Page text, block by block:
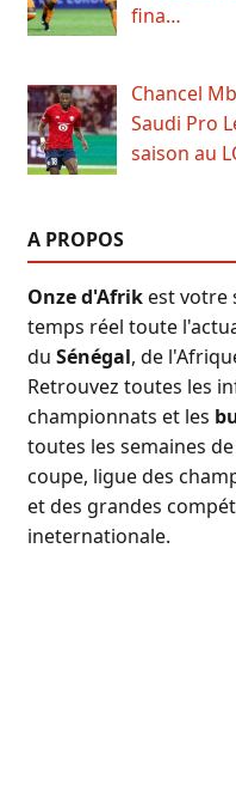
fina…
Chancel
Saudi Pro
saison au
A PROPOS
Onze d'Afrikest votre
temps réel toute
du Sénégal, de
Retrouvez toutes les
championnats et les
toutes les semaines
coupe, ligue des
et des grandes
ineternationale.